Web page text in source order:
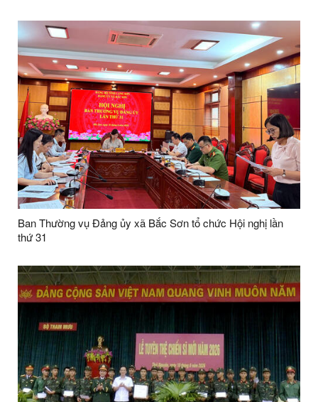
Ban Thường vụ Đảng ủy xã Bắc Sơn tổ chức Hội nghị lần
thứ 31